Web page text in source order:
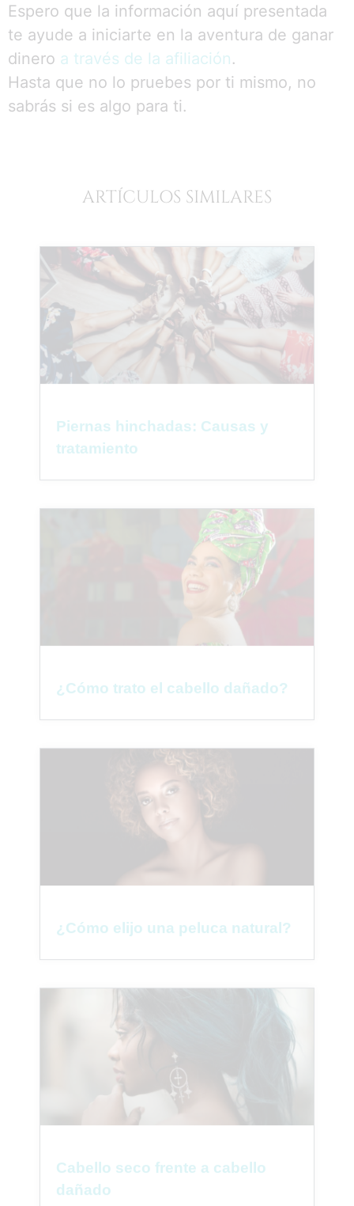
Espero que la información aquí presentada
te ayude a iniciarte en la aventura de ganar
dinero a través de la afiliación.
Hasta que no lo pruebes por ti mismo, no
sabrás si es algo para ti.
ARTÍCULOS SIMILARES
Piernas hinchadas: Causas y
tratamiento
¿Cómo trato el cabello dañado?
¿Cómo elijo una peluca natural?
Cabello seco frente a cabello
dañado